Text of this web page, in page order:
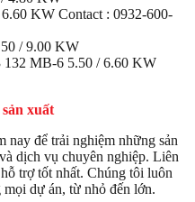
KW Contact : 0932-600-
/ 9.00 KW
MB-6 5.50 / 6.60 KW
xuất
nay để trải nghiệm những sản
dịch vụ chuyên nghiệp. Liên
trợ tốt nhất. Chúng tôi luôn
mọi dự án, từ nhỏ đến lớn.